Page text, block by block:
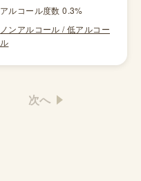
アルコール度数 0.3%
ノンアルコール / 低アルコー
ル
次へ